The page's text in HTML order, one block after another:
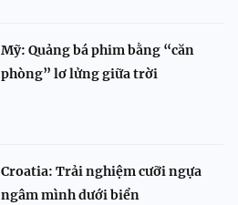
Mỹ: Quảng bá phim bằng “căn
phòng” lơ lửng giữa trời
Croatia: Trải nghiệm cưỡi ngựa
ngâm mình dưới biển